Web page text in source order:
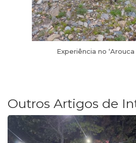
Experiência no ‘Arouca
Outros Artigos de